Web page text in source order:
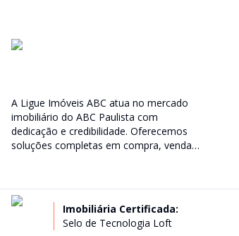
A Ligue Imóveis ABC atua no mercado
imobiliário do ABC Paulista com
dedicação e credibilidade. Oferecemos
soluções completas em compra, venda e
e o melhor atendimento para você e sua
família.
Imobiliária Certificada:
Selo de Tecnologia Loft